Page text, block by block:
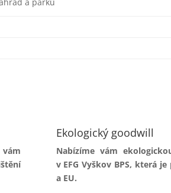
Ekologický goodwill
Nabízíme vám
v EFG Vyškov BPS, která
a EU.